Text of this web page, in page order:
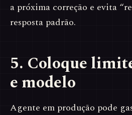
a próxima correção e evita
resposta padrão.
5. Coloque
e modelo
Agente em produção pode